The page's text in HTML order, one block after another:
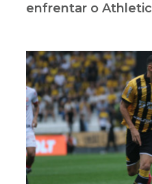
enfrentar o Athletic